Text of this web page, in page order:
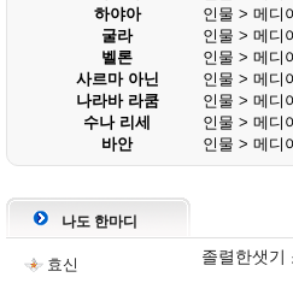
하야아
인물 > 메디
굴라
인물 > 메디
벨론
인물 > 메디
사르마 아닌
인물 > 메디
나라바 라쿰
인물 > 메디
수나 리세
인물 > 메디
바안
인물 > 메디
나도 한마디
효신 졸렬한샛기